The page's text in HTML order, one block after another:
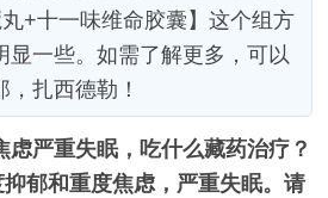
+十一味维命胶囊】这个组方
显一些。如需了解更多，可以
扎西德勒！
虑严重失眠，吃什么藏药治疗？
郁和重度焦虑，严重失眠。请